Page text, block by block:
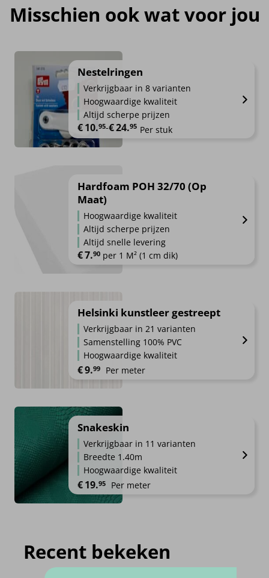
Misschien ook wat voor jou
Nestelringen
Verkrijgbaar in 8 varianten
Hoogwaardige kwaliteit
Altijd scherpe prijzen
€10.95-€24.95
Prijsklasse: €10.95 tot €24.95
Per stuk
Hardfoam POH 32/70 (Op
Maat)
Hoogwaardige kwaliteit
Altijd scherpe prijzen
Altijd snelle levering
€7.90 per 1 M² (1 cm dik)
Helsinki kunstleer gestreept
Verkrijgbaar in 21 varianten
Samenstelling 100% PVC
Hoogwaardige kwaliteit
€9.99 Per meter
Snakeskin
Verkrijgbaar in 11 varianten
Breedte 1.40m
Hoogwaardige kwaliteit
€19.95 Per meter
Recent bekeken